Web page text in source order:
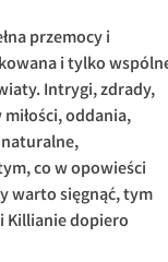
przemocy i
i tylko
Intrygi, zdrady,
oddania,
co w opowieści
warto sięgnąć, tym
Killianie dopiero